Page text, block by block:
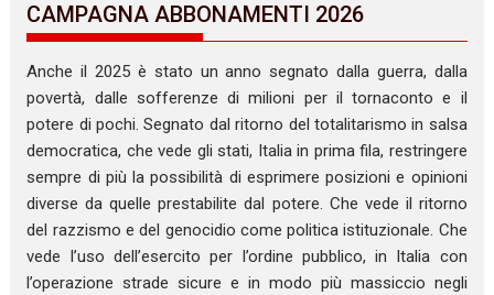
CAMPAGNA ABBONAMENTI 2026
Anche il 2025 è stato un anno segnato dalla guerra, dalla
povertà, dalle sofferenze di milioni per il tornaconto e il
potere di pochi. Segnato dal ritorno del totalitarismo in salsa
democratica, che vede gli stati, Italia in prima fila, restringere
sempre di più la possibilità di esprimere posizioni e opinioni
diverse da quelle prestabilite dal potere. Che vede il ritorno
del razzismo e del genocidio come politica istituzionale. Che
vede l’uso dell’esercito per l’ordine pubblico, in Italia con
l’operazione strade sicure e in modo più massiccio negli